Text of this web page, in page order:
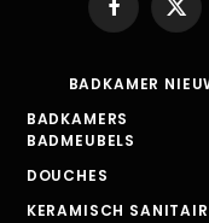
Facebook
X
BADKAMER
BADKAMERS
BADMEUBELS
DOUCHES
KERAMISCH SANITAIR